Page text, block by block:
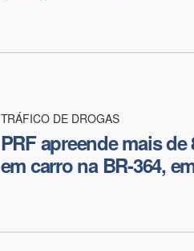
TRÁFICO DE DROGAS
PRF apreende mais
em carro na BR-364,